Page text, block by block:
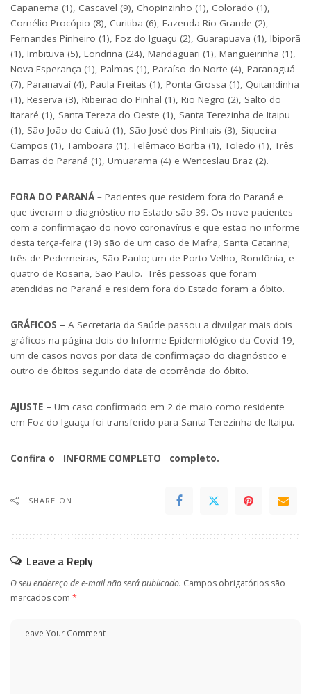
Capanema (1), Cascavel (9), Chopinzinho (1), Colorado (1),
Cornélio Procópio (8), Curitiba (6), Fazenda Rio Grande (2),
Fernandes Pinheiro (1), Foz do Iguaçu (2), Guarapuava (1), Ibiporã
(1), Imbituva (5), Londrina (24), Mandaguari (1), Mangueirinha (1),
Nova Esperança (1), Palmas (1), Paraíso do Norte (4), Paranaguá
(7), Paranavaí (4), Paula Freitas (1), Ponta Grossa (1), Quitandinha
(1), Reserva (3), Ribeirão do Pinhal (1), Rio Negro (2), Salto do
Itararé (1), Santa Tereza do Oeste (1), Santa Terezinha de Itaipu
(1), São João do Caiuá (1), São José dos Pinhais (3), Siqueira
Campos (1), Tamboara (1), Telêmaco Borba (1), Toledo (1), Três
Barras do Paraná (1), Umuarama (4) e Wenceslau Braz (2).
FORA DO PARANÁ– Pacientes que residem fora do Paraná e
que tiveram o diagnóstico no Estado são 39. Os nove pacientes
com a confirmação do novo coronavírus e que estão no informe
desta terça-feira (19) são de um caso de Mafra, Santa Catarina;
três de Pederneiras, São Paulo; um de Porto Velho, Rondônia, e
quatro de Rosana, São Paulo. Três pessoas que foram
atendidas no Paraná e residem fora do Estado foram a óbito.
GRÁFICOS – A Secretaria da Saúde passou a divulgar mais dois
gráficos na página dois do Informe Epidemiológico da Covid-19,
um de casos novos por data de confirmação do diagnóstico e
outro de óbitos segundo data de ocorrência do óbito.
AJUSTE – Um caso confirmado em 2 de maio como residente
em Foz do Iguaçu foi transferido para Santa Terezinha de Itaipu.
Confira o INFORME COMPLETO completo.
SHARE ON
Leave a Reply
O seu endereço de e-mail não será publicado. Campos obrigatórios são
marcados com *